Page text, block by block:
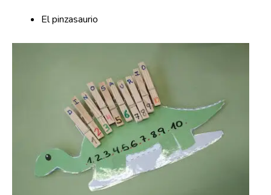
El pinzasaurio